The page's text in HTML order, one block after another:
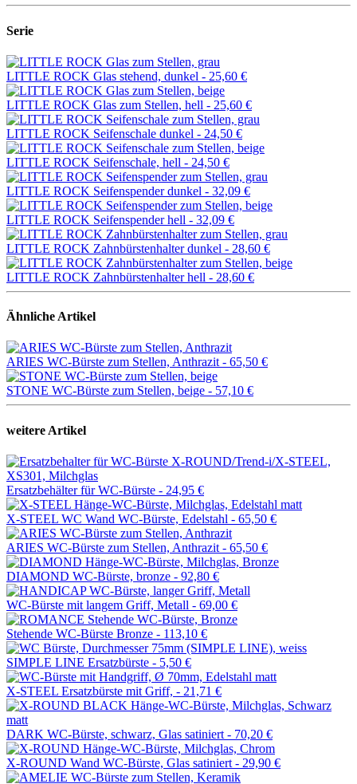
Serie
LITTLE ROCK Glas stehend, dunkel - 25,60 €
LITTLE ROCK Glas zum Stellen, hell - 25,60 €
LITTLE ROCK Seifenschale dunkel - 24,50 €
LITTLE ROCK Seifenschale, hell - 24,50 €
LITTLE ROCK Seifenspender dunkel - 32,09 €
LITTLE ROCK Seifenspender hell - 32,09 €
LITTLE ROCK Zahnbürstenhalter dunkel - 28,60 €
LITTLE ROCK Zahnbürstenhalter hell - 28,60 €
Ähnliche Artikel
ARIES WC-Bürste zum Stellen, Anthrazit - 65,50 €
STONE WC-Bürste zum Stellen, beige - 57,10 €
weitere Artikel
Ersatzbehälter für WC-Bürste - 24,95 €
X-STEEL WC Wand WC-Bürste, Edelstahl - 65,50 €
ARIES WC-Bürste zum Stellen, Anthrazit - 65,50 €
DIAMOND WC-Bürste, bronze - 92,80 €
WC-Bürste mit langem Griff, Metall - 69,00 €
Stehende WC-Bürste Bronze - 113,10 €
SIMPLE LINE Ersatzbürste - 5,50 €
X-STEEL Ersatzbürste mit Griff, - 21,71 €
DARK WC-Bürste, schwarz, Glas satiniert - 70,20 €
X-ROUND Wand WC-Bürste, Glas satiniert - 29,90 €